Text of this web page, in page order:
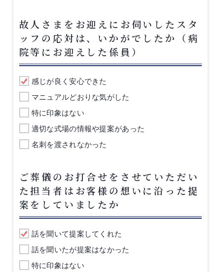
故人さまをお迎えにお伺いしたスタ
ッフの応対は、いかがでしたか（病
院等にお迎えした係員）
感じが良く安心できた
マニュアルどおりな気がした
特に印象はない
適切な式場の情報や提案があった
名刺を渡されなかった
ご葬儀のお打合せをさせていただい
た担当者はお客様の想いに沿った提
案をしていましたか
話を聞いて提案してくれた
話を聞いたが提案はなかった
特に印象はない